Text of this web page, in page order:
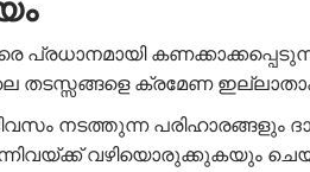
പ്രധാനമായി
തടസ്സങ്ങളെ ക്രമേണ
നടത്തുന്ന പരിഹാരങ്ങളും
വഴിയൊരുക്കുകയും